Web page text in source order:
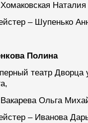
Хомаковская
– Шупенько
Полина
театр
Вакарева Ольга
– Иванова